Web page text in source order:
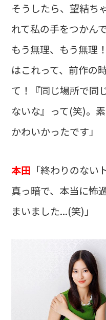
そうしたら、望結ち
れて私の手をつかん
もう無理、もう無理
はこれって、前作の
て！『同じ場所で同
ないな』って(笑)。
かわいかったです」
本田 「終わりのな
真っ暗で、本当に怖
まいました...(笑)」